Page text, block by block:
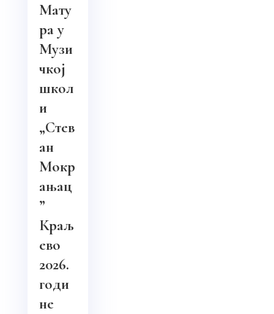
Мату
ра у
Музи
чкој
школ
и
„Стев
ан
Мокр
ањац
”
Краљ
ево
2026.
годи
не